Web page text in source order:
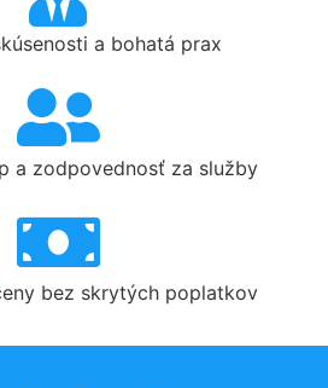
a bohatá prax
a zodpovednosť za služby
bez skrytých poplatkov